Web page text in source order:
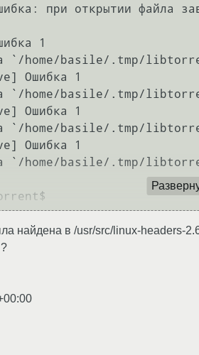
при открытии файла
1
`/home/basile/.tmp/
Ошибка 1
`/home/basile/.tmp/
Ошибка 1
`/home/basile/.tmp/
Ошибка 1
`/home/basile/.tmp/
найдена в /usr/src/linux-headers-